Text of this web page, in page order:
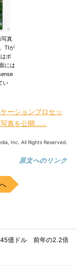
写真
TIが
ボ
には
い
ーションプロセッ
真を公開……
Inc. All Rights Reserved.
原文へのリンク
億ドル 前年の2.2倍